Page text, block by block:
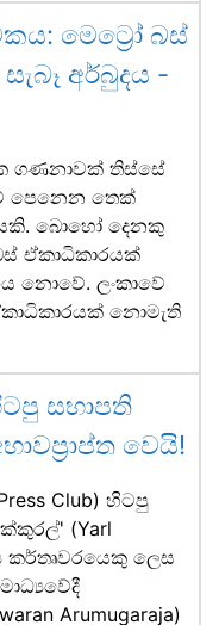
මෙට්‍රෝ බස්
අර්බුදය -
ගණනාවක් තිස්සේ
පෙනෙන තෙක්
බොහෝ දෙනකු
ඒකාධිකාරයක්
නොවේ. ලංකාවේ
නොමැති
සභාපති
වෙයි!
Club) හිටපු
(Yarl
කර්තෘවරයෙකු ලෙස
Arumugaraja)